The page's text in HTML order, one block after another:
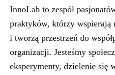
InnoLab to zespół
praktyków, którzy wspierają
i tworzą przestrzeń do
organizacji. Jesteśmy
eksperymenty, dzielenie się